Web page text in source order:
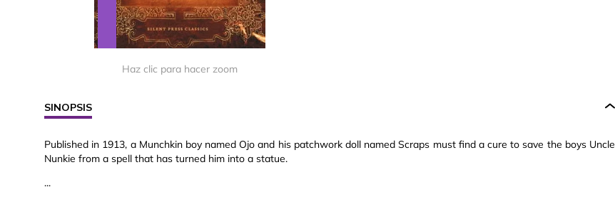
Haz clic para hacer zoom
SINOPSIS
Published in 1913, a Munchkin boy named Ojo and his patchwork doll named Scraps must find a cure to save the boys Uncle
Nunkie from a spell that has turned him into a statue.
...